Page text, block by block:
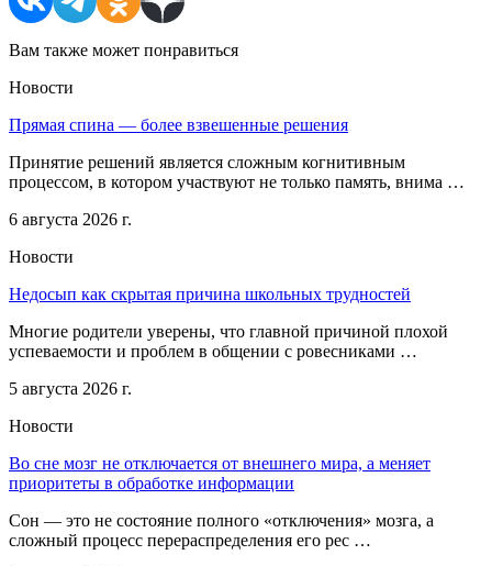
Вам также может понравиться
Новости
Прямая спина — более взвешенные решения
Принятие решений является сложным когнитивным
процессом, в котором участвуют не только память, внима …
6 августа 2026 г.
Новости
Недосып как скрытая причина школьных трудностей
Многие родители уверены, что главной причиной плохой
успеваемости и проблем в общении с ровесниками …
5 августа 2026 г.
Новости
Во сне мозг не отключается от внешнего мира, а меняет
приоритеты в обработке информации
Сон — это не состояние полного «отключения» мозга, а
сложный процесс перераспределения его рес …